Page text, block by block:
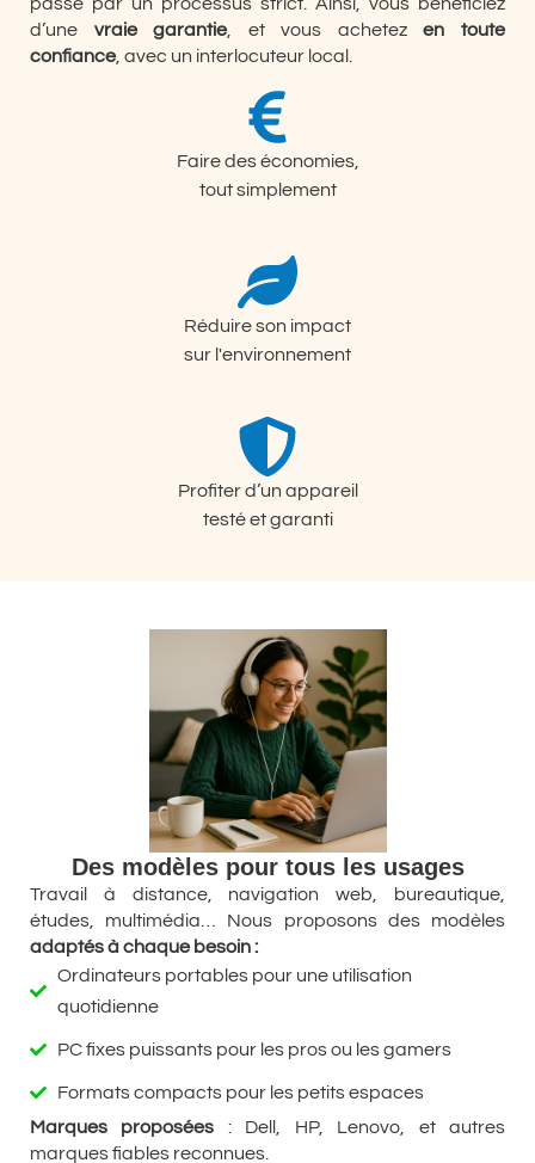
passe par un processus strict. Ainsi, vous bénéficiez
d’une vraie garantie, et vous achetezen toute
confiance, avec un interlocuteur local.
Faire des économies,
tout simplement
Réduire son impact
sur l'environnement
Profiter d’un appareil
testé et garanti
Des modèles pour tous les usages
Travail à distance, navigation web, bureautique,
études, multimédia… Nous proposons des modèles
adaptés à chaque besoin :
Ordinateurs portables pour une utilisation
quotidienne
PC fixes puissants pour les pros ou les gamers
Formats compacts pour les petits espaces
Marques proposées : Dell, HP, Lenovo, et autres
marques fiables reconnues.